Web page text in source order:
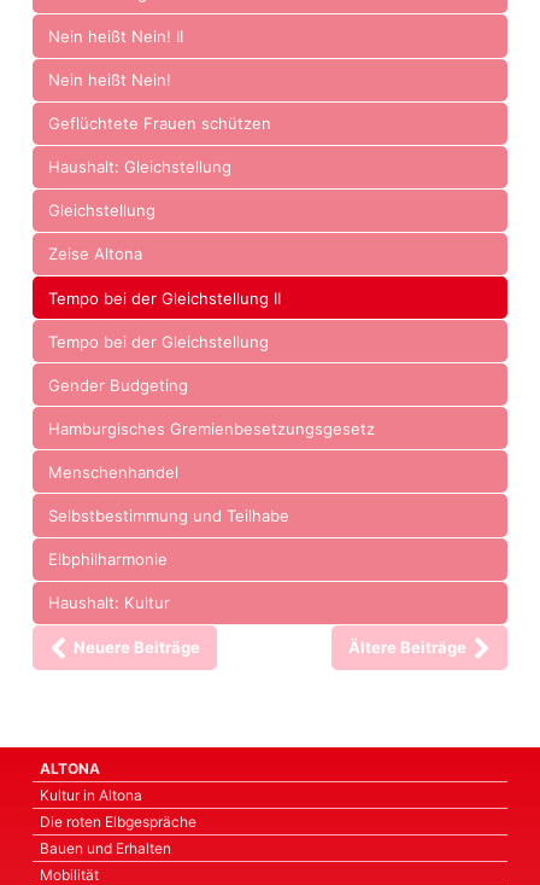
Nein heißt Nein! II
Nein heißt Nein!
Geflüchtete Frauen schützen
Haushalt: Gleichstellung
Gleichstellung
Zeise Altona
Tempo bei der Gleichstellung II
Tempo bei der Gleichstellung
Gender Budgeting
Hamburgisches Gremienbesetzungsgesetz
Menschenhandel
Selbstbestimmung und Teilhabe
Elbphilharmonie
Haushalt: Kultur
Neuere Beiträge Ältere Beiträge
ALTONA
Kultur in Altona
Die roten Elbgespräche
Bauen und Erhalten
Mobilität